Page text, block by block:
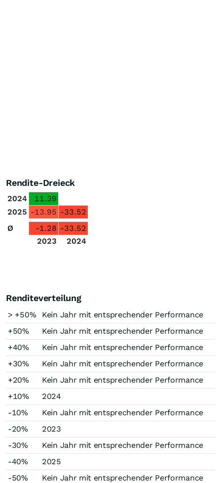
Rendite-Dreieck
2024
11.39
2025 -13.95 -33.52
Ø
-1.28 -33.52
2023
2024
Renditeverteilung
> +50%
Kein Jahr mit entsprechender Performance
+50%
Kein Jahr mit entsprechender Performance
+40%
Kein Jahr mit entsprechender Performance
+30%
Kein Jahr mit entsprechender Performance
+20%
Kein Jahr mit entsprechender Performance
+10%
2024
-10%
Kein Jahr mit entsprechender Performance
-20%
2023
-30%
Kein Jahr mit entsprechender Performance
-40%
2025
-50%
Kein Jahr mit entsprechender Performance